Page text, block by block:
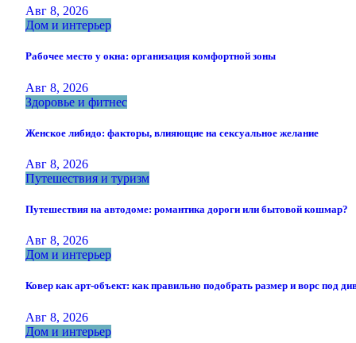
Авг 8, 2026
Дом и интерьер
Рабочее место у окна: организация комфортной зоны
Авг 8, 2026
Здоровье и фитнес
Женское либидо: факторы, влияющие на сексуальное желание
Авг 8, 2026
Путешествия и туризм
Путешествия на автодоме: романтика дороги или бытовой кошмар?
Авг 8, 2026
Дом и интерьер
Ковер как арт-объект: как правильно подобрать размер и ворс под
Авг 8, 2026
Дом и интерьер